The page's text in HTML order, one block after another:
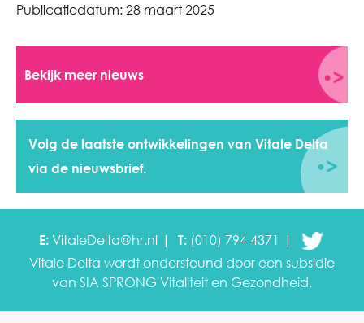
Publicatiedatum: 28 maart 2025
Bekijk meer nieuws
Volg de laatste ontwikkelingen van Vitale Delta
via de nieuwsbrief.
E: VitaleDelta@hr.nl T: (010) 794 4371
Vitale Delta wordt ondersteund door een subsidie
van SIA SPRONG Vitaliteit en Gezondheid.